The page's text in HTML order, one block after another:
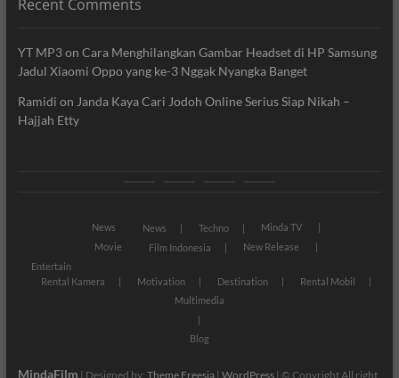
Recent Comments
YT MP3on Cara Menghilangkan Gambar Headset di HP Samsung
Jadul Xiaomi Oppo yang ke-3 Nggak Nyangka Banget
Ramidi on Janda Kaya Cari Jodoh Online Serius Siap Nikah –
Hajjah Etty
News News Techno
Minda TV
Movie
Film Indonesia
New Release
Entertain
Rental Kamera
Motivation Destination
Rental Mobil
Multimedia
Blog
MindaFilm | Designed by: Theme Freesia| WordPress| © Copyright All right